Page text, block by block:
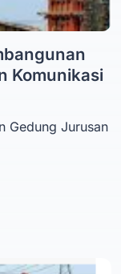
Komunikasi
Gedung Jurusan